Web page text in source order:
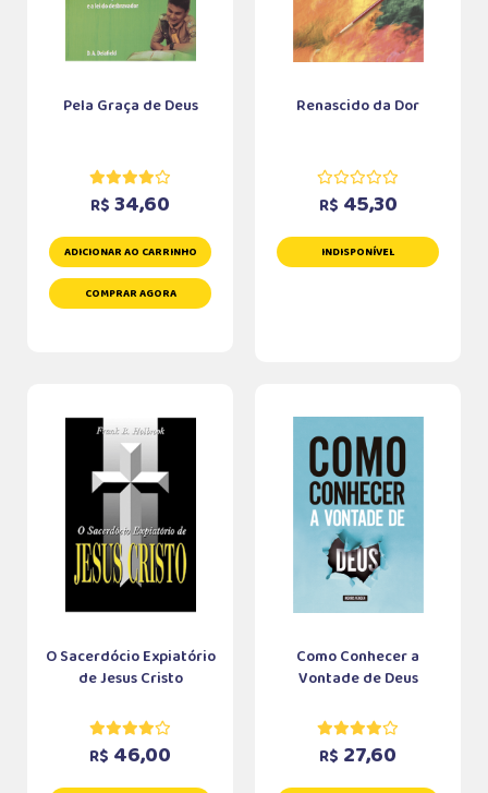
Pela Graça de Deus
R$ 34,60
ADICIONAR AO CARRINHO
COMPRAR AGORA
Renascido da Dor
R$ 45,30
INDISPONÍVEL
O Sacerdócio Expiatório
de Jesus Cristo
R$ 46,00
Como Conhecer a
Vontade de Deus
R$ 27,60